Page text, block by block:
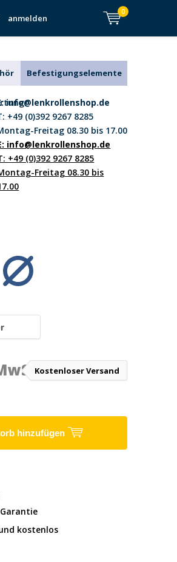
anmelden
0
Befestigungselemente
info@lenkrollenshop.de
+49 (0)392 9267 8285
Freitag 08.30 bis 17.00
info@lenkrollenshop.de
+49 (0)392 9267 8285
Freitag 08.30 bis
Kostenloser Versand
hinzufügen
kostenlos